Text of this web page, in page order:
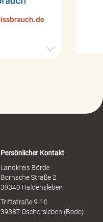
Persönlicher Kontakt
Landkreis Börde
Bornsche Straße 2
39340 Haldensleben
Triftstraße 9-10
39387 Oschersleben (Bode)